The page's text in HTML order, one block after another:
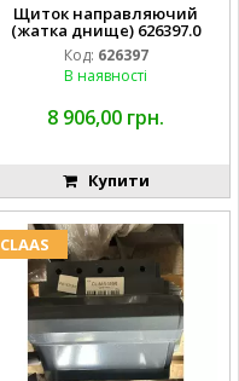
Щиток направляючий
(жатка днище) 626397.0
Код: 626397
В наявності
8 906,00 грн.
Купити
CLAAS